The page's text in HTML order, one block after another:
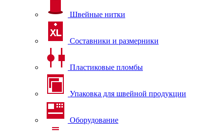
Швейные нитки
Составники и размерники
Пластиковые пломбы
Упаковка для швейной продукции
Оборудование